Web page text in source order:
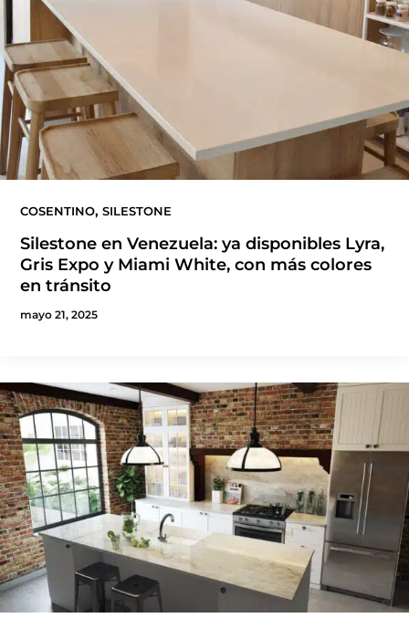
COSENTINO, SILESTONE
Silestone en Venezuela: ya disponibles Lyra,
Gris Expo y Miami White, con más colores
en tránsito
mayo 21, 2025